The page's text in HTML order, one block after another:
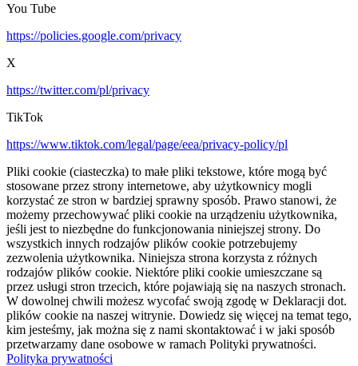
You Tube
https://policies.google.com/privacy
X
https://twitter.com/pl/privacy
TikTok
https://www.tiktok.com/legal/page/eea/privacy-policy/pl
Pliki cookie (ciasteczka) to małe pliki tekstowe, które mogą być
stosowane przez strony internetowe, aby użytkownicy mogli
korzystać ze stron w bardziej sprawny sposób. Prawo stanowi, że
możemy przechowywać pliki cookie na urządzeniu użytkownika,
jeśli jest to niezbędne do funkcjonowania niniejszej strony. Do
wszystkich innych rodzajów plików cookie potrzebujemy
zezwolenia użytkownika. Niniejsza strona korzysta z różnych
rodzajów plików cookie. Niektóre pliki cookie umieszczane są
przez usługi stron trzecich, które pojawiają się na naszych stronach.
W dowolnej chwili możesz wycofać swoją zgodę w Deklaracji dot.
plików cookie na naszej witrynie. Dowiedz się więcej na temat tego,
kim jesteśmy, jak można się z nami skontaktować i w jaki sposób
przetwarzamy dane osobowe w ramach Polityki prywatności.
Polityka prywatności